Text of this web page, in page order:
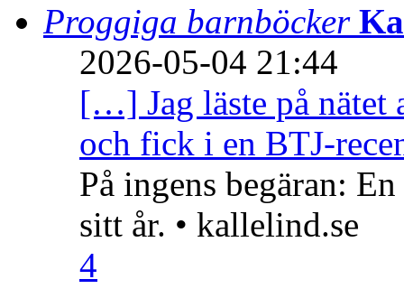
Proggiga barnböcker
2026-05-04 21:44
[…] Jag läste på nätet
och fick i en BTJ-
På ingens begäran:
sitt år. • kallelind.se
4